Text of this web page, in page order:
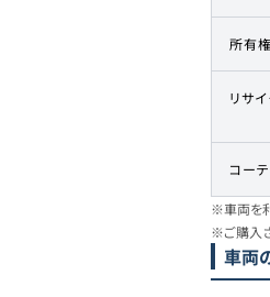
所有
リサ
コー
※車両を
※ご購入
車両